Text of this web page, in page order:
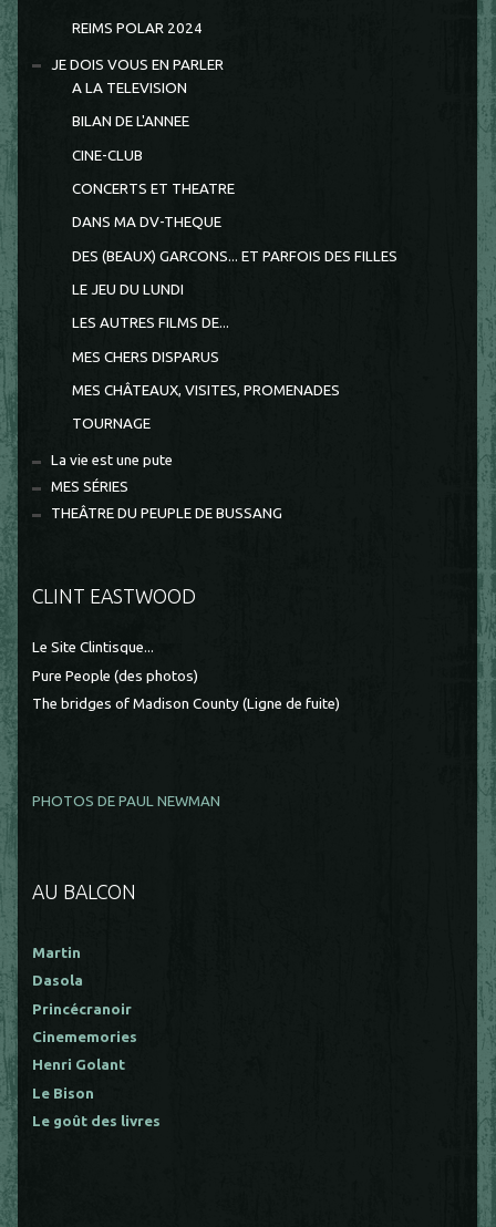
REIMS POLAR 2024
JE DOIS VOUS EN PARLER
A LA TELEVISION
BILAN DE L'ANNEE
CINE-CLUB
CONCERTS ET THEATRE
DANS MA DV-THEQUE
DES (BEAUX) GARCONS... ET PARFOIS DES FILLES
LE JEU DU LUNDI
LES AUTRES FILMS DE...
MES CHERS DISPARUS
MES CHÂTEAUX, VISITES, PROMENADES
TOURNAGE
La vie est une pute
MES SÉRIES
THEÂTRE DU PEUPLE DE BUSSANG
CLINT EASTWOOD
Le Site Clintisque...
Pure People (des photos)
The bridges of Madison County (Ligne de fuite)
PHOTOS DE PAUL NEWMAN
AU BALCON
Martin
Dasola
Princécranoir
Cinememories
Henri Golant
Le Bison
Le goût des livres